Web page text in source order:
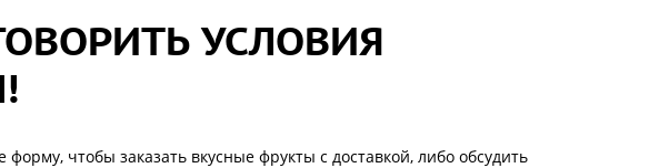
УСЛОВИЯ
форму, чтобы заказать вкусные фрукты с доставкой, либо обсудить